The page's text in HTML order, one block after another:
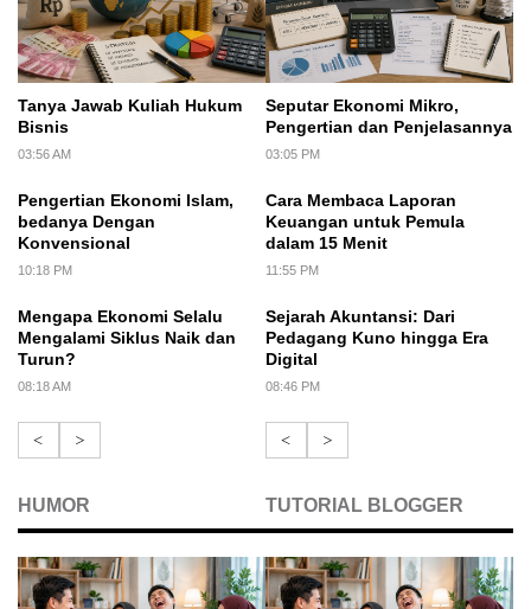
Tanya Jawab Kuliah Hukum
Bisnis
03:56 AM
Pengertian Ekonomi Islam,
bedanya Dengan
Konvensional
10:18 PM
Mengapa Ekonomi Selalu
Mengalami Siklus Naik dan
Turun?
08:18 AM
< >
Seputar Ekonomi Mikro,
Pengertian dan Penjelasannya
03:05 PM
Cara Membaca Laporan
Keuangan untuk Pemula
dalam 15 Menit
11:55 PM
Sejarah Akuntansi: Dari
Pedagang Kuno hingga Era
Digital
08:46 PM
< >
HUMOR TUTORIAL BLOGGER